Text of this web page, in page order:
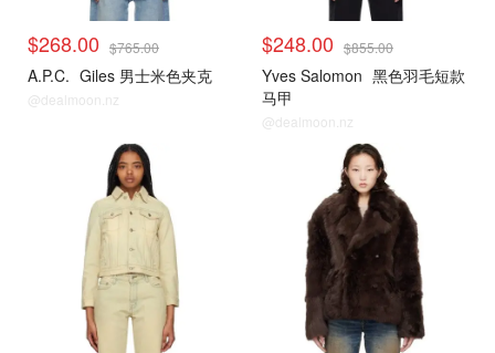
$268.00 $765.00
A.P.C. Giles 男士米色夹克
@dealmoon.nz
$248.00 $855.00
Yves Salomon 黑色羽毛短款
马甲
@dealmoon.nz